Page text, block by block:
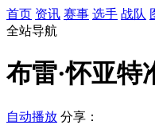
首页 资讯 赛事 选手 战队
全站导航
布雷·怀亚特
自动播放 分享：